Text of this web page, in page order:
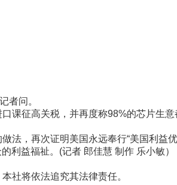
者问。
征高关税，并再度称98%的芯片生意
再次证明美国永远奉行“美国利益优
利益福祉。(记者 郎佳慧 制作 乐小敏）
社将依法追究其法律责任。